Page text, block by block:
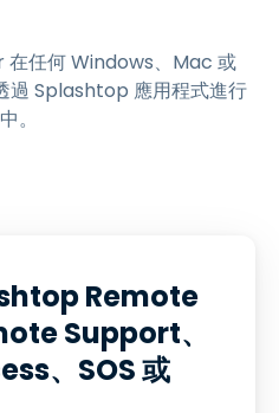
任何 Windows、Mac 或
過 Splashtop 應用程式進行
。
Remote
Support、
、SOS 或